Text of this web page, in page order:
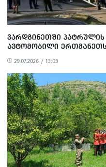
ᲕᲐᲠᲓᲒᲘᲜᲔᲗᲨᲘ ᲞᲐᲢᲠᲣᲚᲘᲡ
ᲐᲕᲢᲝᲛᲝᲑᲘᲚᲘ ᲔᲠᲗᲛᲐᲜᲔᲗᲡ
29.07.2026 / 13:05